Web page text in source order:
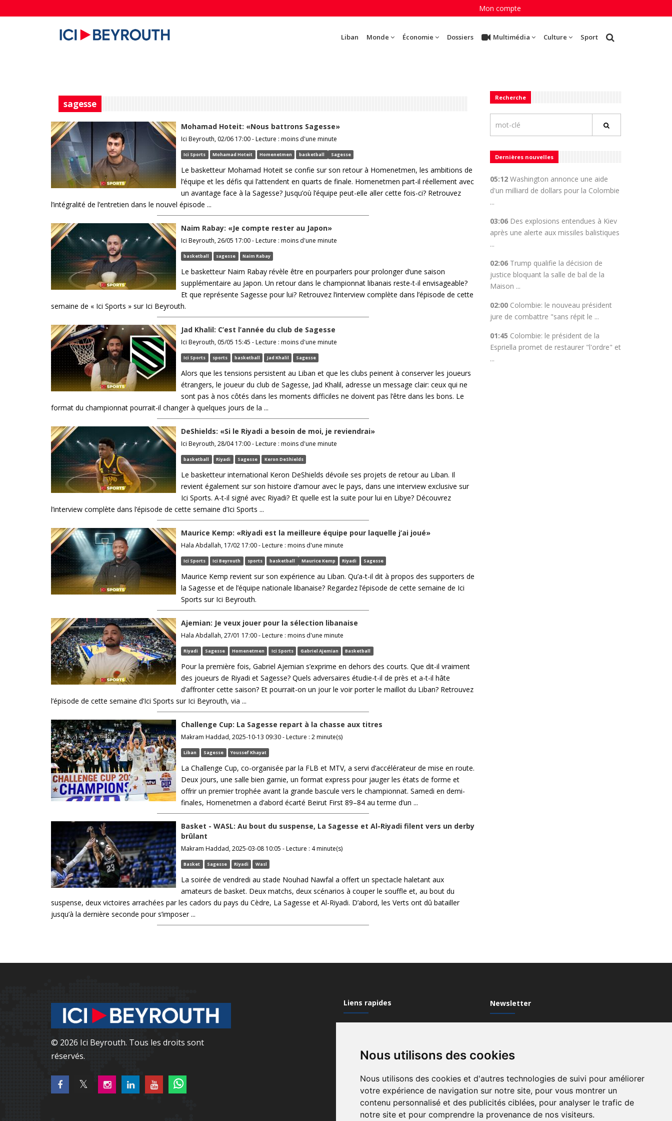
Nous utilisons des cookies
Nous utilisons des cookies et d'autres technologies de suivi pour améliorer
votre expérience de navigation sur notre site, pour vous montrer un
contenu personnalisé et des publicités ciblées, pour analyser le trafic de
notre site et pour comprendre la provenance de nos visiteurs.
Mon compte
Liban Monde Économie Dossiers Multimédia Culture Sport
sagesse
Mohamad Hoteit: «Nous battrons Sagesse»
Ici Beyrouth, 02/06 17:00 - Lecture : moins d'une minute
Ici Sports Mohamad Hoteit Homenetmen basketball Sagesse
Le basketteur Mohamad Hoteit se confie sur son retour à Homenetmen, les ambitions de
l’équipe et les défis qui l’attendent en quarts de finale. Homenetmen part-il réellement avec
un avantage face à la Sagesse? Jusqu’où l’équipe peut-elle aller cette fois-ci? Retrouvez
l’intégralité de l’entretien dans le nouvel épisode ...
Naim Rabay: «Je compte rester au Japon»
Ici Beyrouth, 26/05 17:00 - Lecture : moins d'une minute
basketball sagesse Naim Rabay
Le basketteur Naim Rabay révèle être en pourparlers pour prolonger d’une saison
supplémentaire au Japon. Un retour dans le championnat libanais reste-t-il envisageable?
Et que représente Sagesse pour lui? Retrouvez l’interview complète dans l’épisode de cette
semaine de « Ici Sports » sur Ici Beyrouth.
Jad Khalil: C’est l’année du club de Sagesse
Ici Beyrouth, 05/05 15:45 - Lecture : moins d'une minute
Ici Sports sports basketball Jad Khalil Sagesse
Alors que les tensions persistent au Liban et que les clubs peinent à conserver les joueurs
étrangers, le joueur du club de Sagesse, Jad Khalil, adresse un message clair: ceux qui ne
sont pas à nos côtés dans les moments difficiles ne doivent pas l’être dans les bons. Le
format du championnat pourrait-il changer à quelques jours de la ...
DeShields: «Si le Riyadi a besoin de moi, je reviendrai»
Ici Beyrouth, 28/04 17:00 - Lecture : moins d'une minute
basketball Riyadi Sagesse Keron DeShields
Le basketteur international Keron DeShields dévoile ses projets de retour au Liban. Il
revient également sur son histoire d’amour avec le pays, dans une interview exclusive sur
Ici Sports. A-t-il signé avec Riyadi? Et quelle est la suite pour lui en Libye? Découvrez
l’interview complète dans l’épisode de cette semaine d’Ici Sports ...
Maurice Kemp: «Riyadi est la meilleure équipe pour laquelle j’ai joué»
Hala Abdallah, 17/02 17:00 - Lecture : moins d'une minute
Ici Sports Ici Beyrouth sports basketball Maurice Kemp Riyadi Sagesse
Maurice Kemp revient sur son expérience au Liban. Qu’a-t-il dit à propos des supporters de
la Sagesse et de l’équipe nationale libanaise? Regardez l’épisode de cette semaine de Ici
Sports sur Ici Beyrouth.
Ajemian: Je veux jouer pour la sélection libanaise
Hala Abdallah, 27/01 17:00 - Lecture : moins d'une minute
Riyadi Sagesse Homenetmen Ici Sports Gabriel Ajemian Basketball
Pour la première fois, Gabriel Ajemian s’exprime en dehors des courts. Que dit-il vraiment
des joueurs de Riyadi et Sagesse? Quels adversaires étudie-t-il de près et a-t-il hâte
d’affronter cette saison? Et pourrait-on un jour le voir porter le maillot du Liban? Retrouvez
l’épisode de cette semaine d’Ici Sports sur Ici Beyrouth, via ...
Challenge Cup: La Sagesse repart à la chasse aux titres
Makram Haddad, 2025-10-13 09:30 - Lecture : 2 minute(s)
Liban Sagesse Youssef Khayat
La Challenge Cup, co-organisée par la FLB et MTV, a servi d’accélérateur de mise en route.
Deux jours, une salle bien garnie, un format express pour jauger les états de forme et
offrir un premier trophée avant la grande bascule vers le championnat. Samedi en demi-
finales, Homenetmen a d’abord écarté Beirut First 89–84 au terme d’un ...
Basket - WASL: Au bout du suspense, La Sagesse et Al-Riyadi filent vers un derby
brûlant
Makram Haddad, 2025-03-08 10:05 - Lecture : 4 minute(s)
Basket Sagesse Riyadi Wasl
La soirée de vendredi au stade Nouhad Nawfal a offert un spectacle haletant aux
amateurs de basket. Deux matchs, deux scénarios à couper le souffle et, au bout du
suspense, deux victoires arrachées par les cadors du pays du Cèdre, La Sagesse et Al-Riyadi. D’abord, les Verts ont dû batailler
jusqu’à la dernière seconde pour s’imposer ...
Recherche
Dernières nouvelles
05:12 Washington annonce une aide
d'un milliard de dollars pour la Colombie
...
03:06 Des explosions entendues à Kiev
après une alerte aux missiles balistiques
...
02:06 Trump qualifie la décision de
justice bloquant la salle de bal de la
Maison ...
02:00 Colombie: le nouveau président
jure de combattre "sans répit le ...
01:45 Colombie: le président de la
Espriella promet de restaurer "l'ordre" et
...
© 2026 Ici Beyrouth. Tous les droits sont
réservés.
Liens rapides
Contactez-nous
Recrutement
Gérez vos cookies
Newsletter